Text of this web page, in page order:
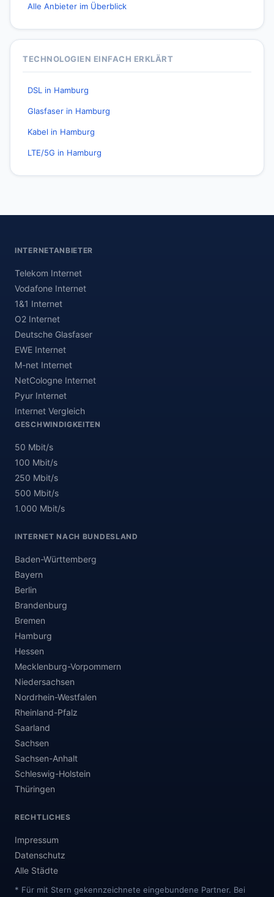
Alle Anbieter im Überblick
TECHNOLOGIEN EINFACH ERKLÄRT
DSL in Hamburg
Glasfaser in Hamburg
Kabel in Hamburg
LTE/5G in Hamburg
INTERNETANBIETER
Telekom Internet
Vodafone Internet
1&1 Internet
O2 Internet
Deutsche Glasfaser
EWE Internet
M-net Internet
NetCologne Internet
Pyur Internet
Internet Vergleich
GESCHWINDIGKEITEN
50 Mbit/s
100 Mbit/s
250 Mbit/s
500 Mbit/s
1.000 Mbit/s
INTERNET NACH BUNDESLAND
Baden-Württemberg
Bayern
Berlin
Brandenburg
Bremen
Hamburg
Hessen
Mecklenburg-Vorpommern
Niedersachsen
Nordrhein-Westfalen
Rheinland-Pfalz
Saarland
Sachsen
Sachsen-Anhalt
Schleswig-Holstein
Thüringen
RECHTLICHES
Impressum
Datenschutz
Alle Städte
* Für mit Stern gekennzeichnete eingebundene Partner. Bei